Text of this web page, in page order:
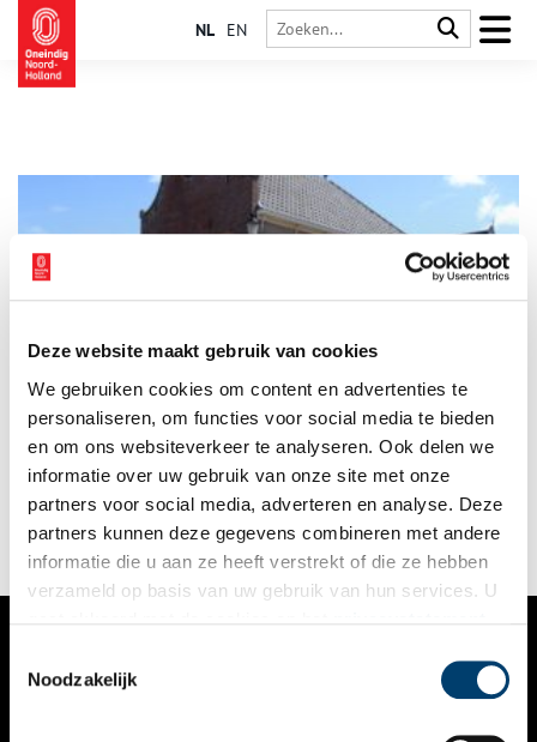
Deze website maakt gebruik van cookies
We gebruiken cookies om content en advertenties te
personaliseren, om functies voor social media te bieden
en om ons websiteverkeer te analyseren. Ook delen we
informatie over uw gebruik van onze site met onze
partners voor social media, adverteren en analyse. Deze
partners kunnen deze gegevens combineren met andere
informatie die u aan ze heeft verstrekt of die ze hebben
verzameld op basis van uw gebruik van hun services. U
Noodzakelijk
NL EN
Elk van de drie Egmonden toont een eigen gezicht: het slot in
Den Hoef, de abdij in Egmond-Binnen, de badgasten aan zee.
Egmond aan Zee kennen wij als een populaire badplaats, maar
rond het dorp in de duinen is geschiedenis geschreven. Hier
galoppeerde ooit de graaf, iets verderop werkten monniken.
VERHALEN